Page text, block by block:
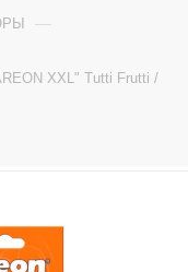
—
XXL" Tutti Frutti /